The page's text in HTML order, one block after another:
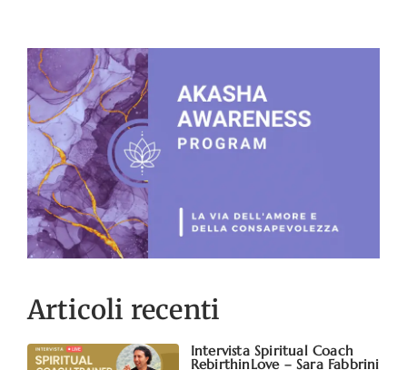
Articoli recenti
Intervista Spiritual Coach
RebirthinLove – Sara Fabbrini